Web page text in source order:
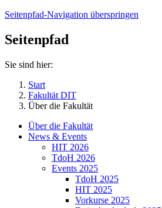
Seitenpfad-Navigation überspringen
Seitenpfad
Sie sind hier:
Start
Fakultät DIT
Über die Fakultät
Über die Fakultät
News & Events
HIT 2026
TdoH 2026
Events 2025
TdoH 2025
HIT 2025
Vorkurse 2025